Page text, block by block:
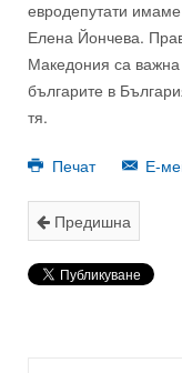
евродепутати
Елена Йончева.
Македония са
българите в
тя.
Печат Е-
Предишна